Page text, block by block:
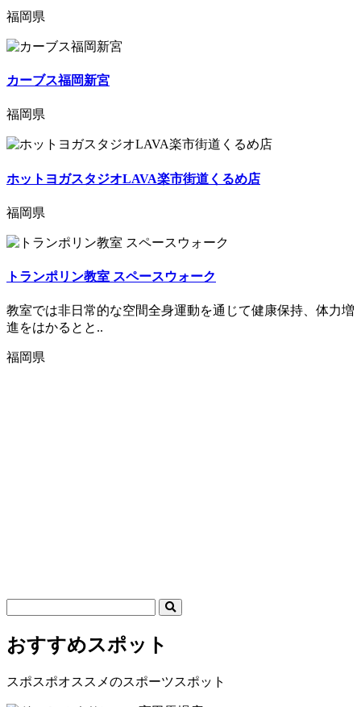
福岡県
カーブス福岡新宮
福岡県
ホットヨガスタジオLAVA楽市街道くるめ店
福岡県
トランポリン教室 スペースウォーク
教室では非日常的な空間全身運動を通じて健康保持、体力増
進をはかるとと..
福岡県
おすすめスポット
スポスポオススメのスポーツスポット